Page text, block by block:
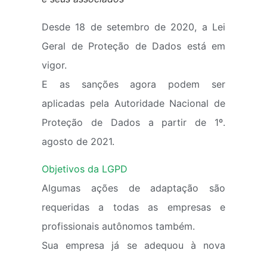
Desde 18 de setembro de 2020, a Lei
Geral de Proteção de Dados está em
vigor.
E as sanções agora podem ser
aplicadas pela Autoridade Nacional de
Proteção de Dados a partir de 1º.
agosto de 2021.
Objetivos da LGPD
Algumas ações de adaptação são
requeridas a todas as empresas e
profissionais autônomos também.
Sua empresa já se adequou à nova